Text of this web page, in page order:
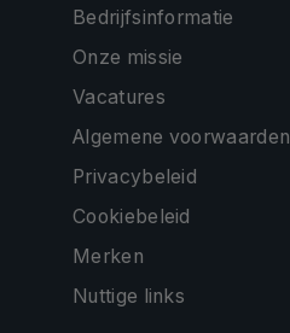
Bedrijfsinformatie
Onze missie
Vacatures
Algemene voorwaarden
Privacybeleid
Cookiebeleid
Merken
Nuttige links